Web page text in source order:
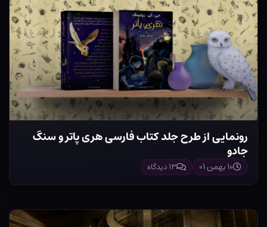
رونمایی از طرح جلد کتاب فارسی هری پاتر و سنگ
جادو
۱۰ بهمن ۰۱ ۱۳ دیدگاه